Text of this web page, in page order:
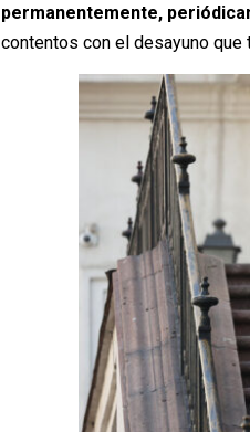
permanentemente,
contentos con el desayuno que